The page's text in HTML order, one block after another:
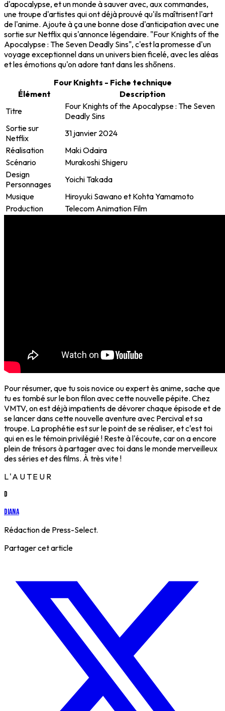
d'apocalypse, et un monde à sauver avec, aux commandes,
une troupe d'artistes qui ont déjà prouvé qu'ils maîtrisent l'art
de l'anime. Ajoute à ça une bonne dose d'anticipation avec une
sortie sur Netflix qui s'annonce légendaire. "Four Knights of the
Apocalypse : The Seven Deadly Sins", c'est la promesse d'un
voyage exceptionnel dans un univers bien ficelé, avec les aléas
et les émotions qu'on adore tant dans les shōnens.
Four Knights - Fiche technique
Élément
Description
Titre
Four Knights of the Apocalypse : The Seven
Deadly Sins
Sortie sur
Netflix
31 janvier 2024
Réalisation
Maki Odaira
Scénario
Murakoshi Shigeru
Design
Personnages
Yoichi Takada
Musique
Hiroyuki Sawano et Kohta Yamamoto
Production
Telecom Animation Film
Pour résumer, que tu sois novice ou expert ès anime, sache que
tu es tombé sur le bon filon avec cette nouvelle pépite. Chez
VMTV, on est déjà impatients de dévorer chaque épisode et de
se lancer dans cette nouvelle aventure avec Percival et sa
troupe. La prophétie est sur le point de se réaliser, et c'est toi
qui en es le témoin privilégié ! Reste à l'écoute, car on a encore
plein de trésors à partager avec toi dans le monde merveilleux
des séries et des films. À très vite !
L'AUTEUR
D
Diana
Rédaction de Press-Select.
Partager cet article